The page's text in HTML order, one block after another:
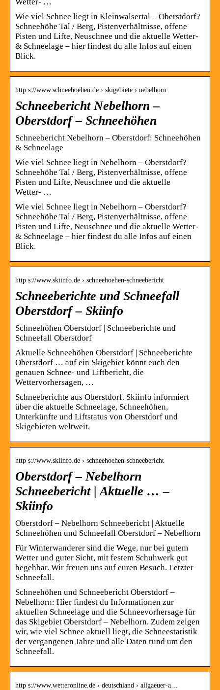
Wie viel Schnee liegt in Kleinwalsertal – Oberstdorf?
Schneehöhe Tal / Berg, Pistenverhältnisse, offene
Pisten und Lifte, Neuschnee und die aktuelle Wetter-
& Schneelage – hier findest du alle Infos auf einen
Blick.
http s://www.schneehoehen.de › skigebiete › nebelhorn
Schneebericht Nebelhorn –
Oberstdorf – Schneehöhen
Schneebericht Nebelhorn – Oberstdorf: Schneehöhen
& Schneelage
Wie viel Schnee liegt in Nebelhorn – Oberstdorf?
Schneehöhe Tal / Berg, Pistenverhältnisse, offene
Pisten und Lifte, Neuschnee und die aktuelle
Wetter- …
Wie viel Schnee liegt in Nebelhorn – Oberstdorf?
Schneehöhe Tal / Berg, Pistenverhältnisse, offene
Pisten und Lifte, Neuschnee und die aktuelle Wetter-
& Schneelage – hier findest du alle Infos auf einen
Blick.
http s://www.skiinfo.de › schneehoehen-schneebericht
Schneeberichte und Schneefall
Oberstdorf – Skiinfo
Schneehöhen Oberstdorf | Schneeberichte und
Schneefall Oberstdorf
Aktuelle Schneehöhen Oberstdorf | Schneeberichte
Oberstdorf … auf ein Skigebiet könnt euch den
genauen Schnee- und Liftbericht, die
Wettervorhersagen, …
Schneeberichte aus Oberstdorf. Skiinfo informiert
über die aktuelle Schneelage, Schneehöhen,
Unterkünfte und Liftstatus von Oberstdorf und
Skigebieten weltweit.
http s://www.skiinfo.de › schneehoehen-schneebericht
Oberstdorf – Nebelhorn
Schneebericht | Aktuelle … –
Skiinfo
Oberstdorf – Nebelhorn Schneebericht | Aktuelle
Schneehöhen und Schneefall Oberstdorf – Nebelhorn
Für Winterwanderer sind die Wege, nur bei gutem
Wetter und guter Sicht, mit festem Schuhwerk gut
begehbar. Wir freuen uns auf euren Besuch. Letzter
Schneefall.
Schneehöhen und Schneebericht Oberstdorf –
Nebelhorn: Hier findest du Informationen zur
aktuellen Schneelage und die Schneevorhersage für
das Skigebiet Oberstdorf – Nebelhorn. Zudem zeigen
wir, wie viel Schnee aktuell liegt, die Schneestatistik
der vergangenen Jahre und alle Daten rund um den
Schneefall.
http s://www.wetteronline.de › deutschland › allgaeuer-a…